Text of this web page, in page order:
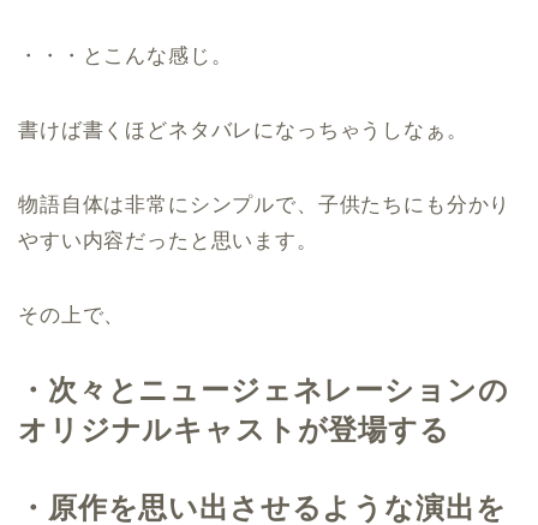
・・・とこんな感じ。
書けば書くほどネタバレになっちゃうしなぁ。
物語自体は非常にシンプルで、子供たちにも分かり
やすい内容だったと思います。
その上で、
・次々とニュージェネレーションの
オリジナルキャストが登場する
・原作を思い出させるような演出を